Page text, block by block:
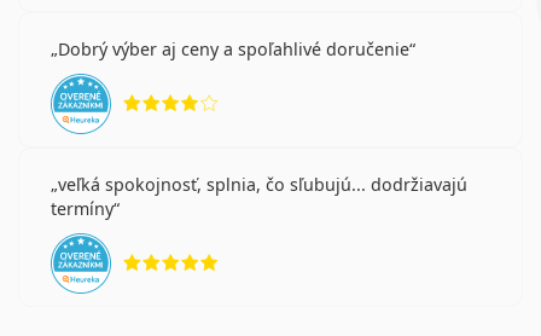
Dobrý výber aj ceny a spoľahlivé doručenie
veľká spokojnosť, splnia, čo sľubujú... dodržiavajú
termíny